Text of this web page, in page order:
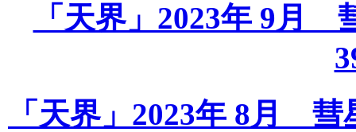
「天界」2023年 9月
「天界」2023年 8月